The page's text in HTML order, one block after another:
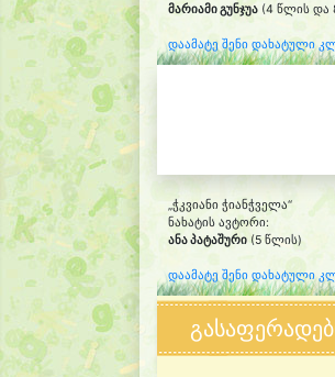
მარიამი გუნჯუა (4 წლის და
დაამატე შენი დახატული
„ჭკვიანი ჭიანჭველა“
ნახატის ავტორი:
ანა პატაშური (5 წლის)
დაამატე შენი დახატული